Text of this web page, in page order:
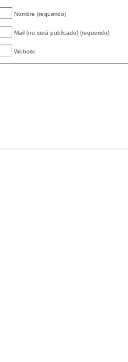
Nombre (requerido)
Mail (no será publicado) (requerido)
Website